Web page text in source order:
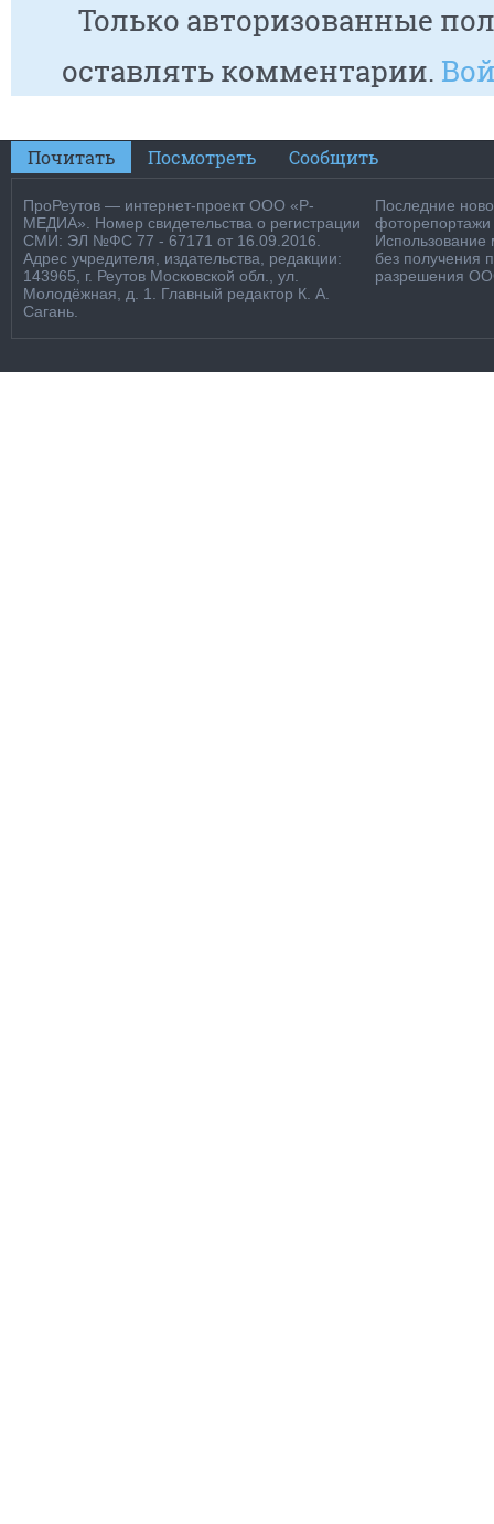
Только авторизованные
оставлять комментарии.
Почитать Посмотреть Сообщить
ПроРеутов — интернет-проект ООО «Р-
МЕДИА». Номер свидетельства о регистрации
СМИ: ЭЛ №ФС 77 - 67171 от 16.09.2016.
Адрес учредителя, издательства, редакции:
143965, г. Реутов Московской обл., ул.
Молодёжная, д. 1. Главный редактор К. А.
Сагань.
Последние
фоторепортажи
Использование
без получения
разрешения